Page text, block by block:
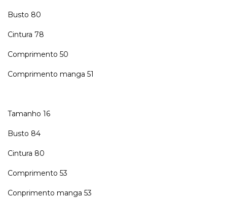
Busto 80
Cintura 78
Comprimento 50
Comprimento manga 51
Tamanho 16
Busto 84
Cintura 80
Comprimento 53
Conprimento manga 53